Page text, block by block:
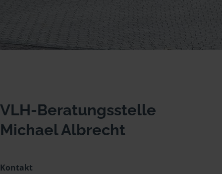
VLH-Beratungsstelle
Michael Albrecht
Kontakt